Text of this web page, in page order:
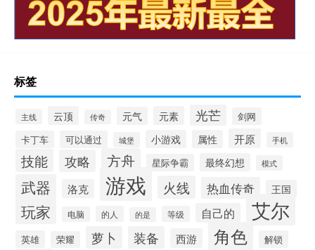
标签
主线 云顶 传奇 元气 元素 光芒
剑网
卡丁车
可以通过 城堡 小游戏 属性 开原 手机
技能 攻略 方舟 星际争霸 最终幻想 模式
武器 洛克 游戏 火线 热血传奇 王国
玩家 电脑 的人 的是 等级 自己的 艾尔
英雄 荣耀 萝卜 装备 西游 角色 解锁